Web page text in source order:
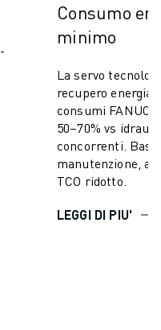
Consumo
minimo
La servo
recupero energia
consumi FANUC
50–70% vs
concorrenti.
manutenzione,
TCO ridotto.
LEGGI DI PIU'